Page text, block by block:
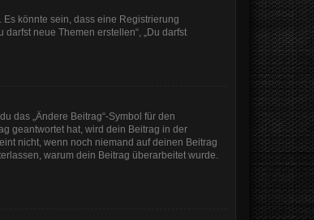
Es könnte sein, dass eine Registrierung
neue Themen erstellen“, „Du darfst
das „Ändere Beitrag“-Symbol für den
geantwortet hat, wird dein Beitrag in der
nicht, wenn noch niemand auf deinen Beitrag
warum dein Beitrag überarbeitet wurde.